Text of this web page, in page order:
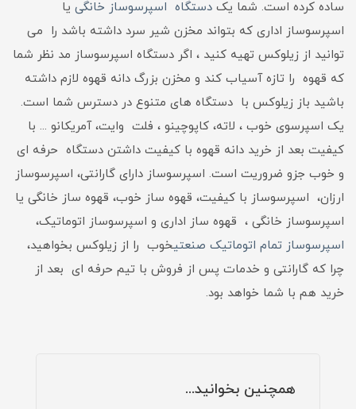
ساده کرده است. شما یک دستگاه اسپرسوساز خانگی یا
اسپرسوساز اداری که بتواند مخزن شیر سرد داشته باشد را می
توانید از زیلوکس تهیه کنید ، اگر دستگاه اسپرسوساز مد نظر شما
که قهوه را تازه آسیاب کند و مخزن بزرگ دانه قهوه لازم داشته
باشید باز زیلوکس با دستگاه های متنوع در دسترس شما است.
یک اسپرسوی خوب ، لاته، کاپوچینو ، فلت وایت، آمریکانو ... با
کیفیت بعد از خرید دانه قهوه با کیفیت داشتن دستگاه حرفه ای
و خوب جزو ضروریت است. اسپرسوساز دارای گارانتی، اسپرسوساز
ارزان، اسپرسوساز با کیفیت، قهوه ساز خوب، قهوه ساز خانگی یا
اسپرسوساز خانگی ، قهوه ساز اداری و اسپرسوساز اتوماتیک،
اسپرسوساز تمام اتوماتیک صنعتیخوب را از زیلوکس بخواهید،
چرا که گارانتی و خدمات پس از فروش با تیم حرفه ای بعد از
خرید هم با شما خواهد بود.
همچنین بخوانید...